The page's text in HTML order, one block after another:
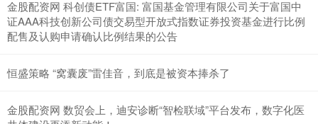
金股配资网 科创债ETF富国: 富国基金管理有限公司关于富国中
证AAA科技创新公司债交易型开放式指数证券投资基金进行比例
配售及认购申请确认比例结果的公告
恒盛策略 “窝囊废”雷佳音，到底是被资本捧杀了
金股配资网 数贸会上，迪安诊断“智检联域”平台发布，数字化医